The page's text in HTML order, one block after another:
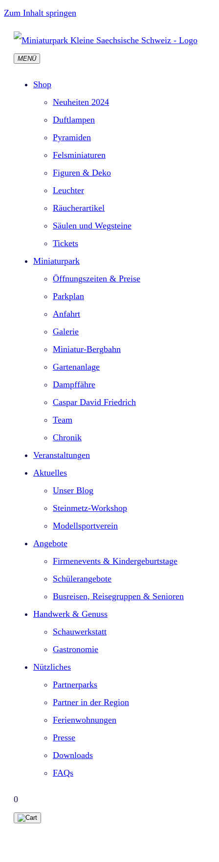
Zum Inhalt springen
MENÜ
Shop
Neuheiten 2024
Duftlampen
Pyramiden
Felsminiaturen
Figuren & Deko
Leuchter
Räucherartikel
Säulen und Wegsteine
Tickets
Miniaturpark
Öffnungszeiten & Preise
Parkplan
Anfahrt
Galerie
Miniatur-Bergbahn
Gartenanlage
Dampffähre
Caspar David Friedrich
Team
Chronik
Veranstaltungen
Aktuelles
Unser Blog
Steinmetz-Workshop
Modellsportverein
Angebote
Firmenevents & Kindergeburtstage​
Schülerangebote
Busreisen, Reisegruppen & Senioren
Handwerk & Genuss
Schauwerkstatt
Gastronomie
Nützliches
Partnerparks
Partner in der Region
Ferienwohnungen
Presse
Downloads
FAQs
0